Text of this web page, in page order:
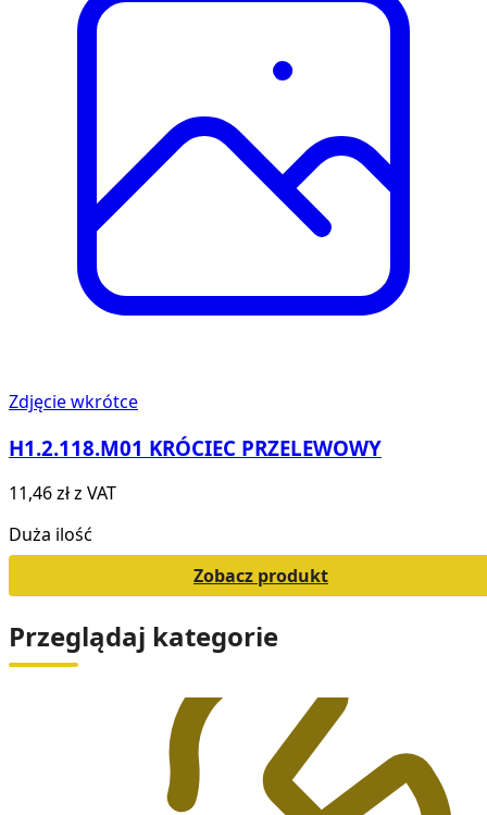
Zdjęcie wkrótce
H1.2.118.M01 KRÓCIEC PRZELEWOWY
11,46 złz VAT
Duża ilość
Zobacz produkt
Przeglądaj kategorie